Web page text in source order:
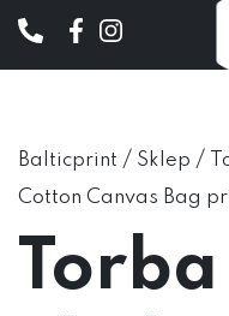
Balticprint / Sklep /
Cotton Canvas Bag
Torba